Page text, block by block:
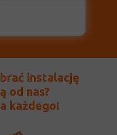
instalację
od nas?
każdego!